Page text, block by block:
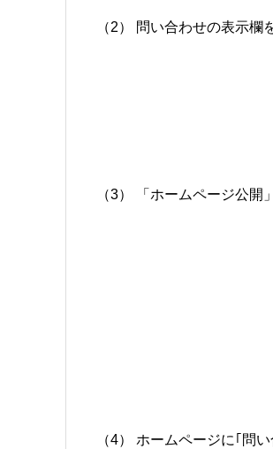
（2） 問い合わせの表示欄
（3） 「ホームページ公開
（4） ホームページに｢問